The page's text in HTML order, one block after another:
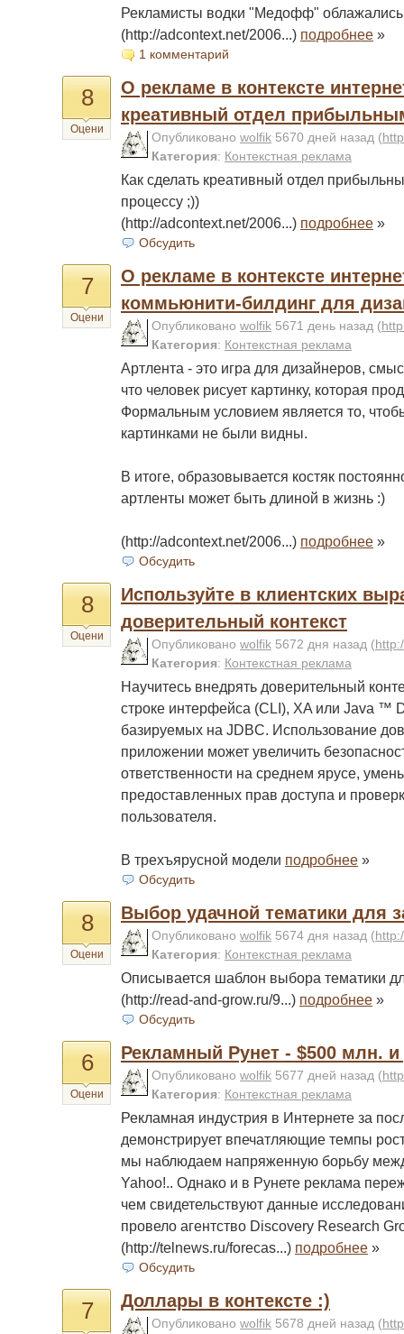
Рекламисты водки "Медофф"
(http://adcontext.net/2006...) подробнее »
1 комментарий
8
Оцени
О рекламе в контексте
креативный отдел
Опубликовано wolfik 5670 дней назад (
Категория: Контекстная реклама
Как сделать креативный отдел
процессу ;))
(http://adcontext.net/2006...) подробнее »
Обсудить
7
Оцени
О рекламе в контексте
коммьюнити-билдинг для
Опубликовано wolfik 5671 день назад (
Категория: Контекстная реклама
Артлента - это игра для дизайнеров,
что человек рисует картинку, которая
Формальным условием является то,
картинками не были видны.
В итоге, образовывается костяк
артленты может быть длиной в жизнь :)
(http://adcontext.net/2006...) подробнее »
Обсудить
8
Оцени
Используйте в клиентских
доверительный контекст
Опубликовано wolfik 5672 дня назад (
Категория: Контекстная реклама
Научитесь внедрять доверительный
строке интерфейса (CLI), XA или Java ™
базируемых на JDBC. Использование
приложении может увеличить
ответственности на среднем ярусе,
предоставленных прав доступа и
пользователя.
В трехъярусной модели подробнее »
Обсудить
8
Оцени
Выбор удачной тематики для
Опубликовано wolfik 5674 дня назад (
Категория: Контекстная реклама
Описывается шаблон выбора тематики
(http://read-and-grow.ru/9...) подробнее »
Обсудить
6
Оцени
Рекламный Рунет - $500 млн. и
Опубликовано wolfik 5677 дней назад (
Категория: Контекстная реклама
Рекламная индустрия в Интернете за
демонстрирует впечатляющие темпы
мы наблюдаем напряженную борьбу
Yahoo!.. Однако и в Рунете реклама
чем свидетельствуют данные
провело агентство Discovery Research
(http://telnews.ru/forecas...) подробнее »
Обсудить
7 Доллары в контексте :)
Опубликовано wolfik 5678 дней назад (